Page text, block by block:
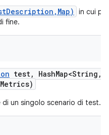
in cui
fine.
test, HashMap<String ,
Metrics)
di un singolo scenario di test.